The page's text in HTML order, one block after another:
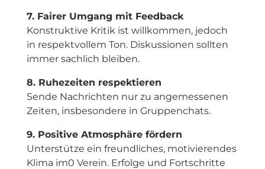
7. Fairer Umgang mit Feedback
Konstruktive Kritik ist willkommen, jedoch
in respektvollem Ton. Diskussionen sollten
immer sachlich bleiben.
8. Ruhezeiten respektieren
Sende Nachrichten nur zu angemessenen
Zeiten, insbesondere in Gruppenchats.
9. Positive Atmosphäre fördern
Unterstütze ein freundliches, motivierendes
Klima im0 Verein. Erfolge und Fortschritte